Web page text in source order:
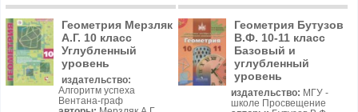
Геометрия Мерзляк
А.Г. 10 класс
Углубленный
уровень
издательство:
Алгоритм успеха
Вентана-граф
Геометрия Бутузов
В.Ф. 10-11 класс
Базовый и
углубленный
уровень
издательство: МГУ -
школе Просвещение